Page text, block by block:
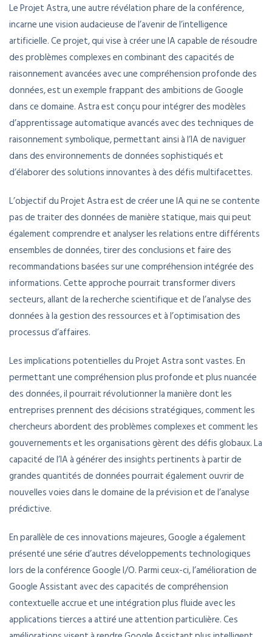
Le Projet Astra, une autre révélation phare de la conférence,
incarne une vision audacieuse de l’avenir de l’intelligence
artificielle. Ce projet, qui vise à créer une IA capable de résoudre
des problèmes complexes en combinant des capacités de
raisonnement avancées avec une compréhension profonde des
données, est un exemple frappant des ambitions de Google
dans ce domaine. Astra est conçu pour intégrer des modèles
d’apprentissage automatique avancés avec des techniques de
raisonnement symbolique, permettant ainsi à l’IA de naviguer
dans des environnements de données sophistiqués et
d’élaborer des solutions innovantes à des défis multifacettes.
L’objectif du Projet Astra est de créer une IA qui ne se contente
pas de traiter des données de manière statique, mais qui peut
également comprendre et analyser les relations entre différents
ensembles de données, tirer des conclusions et faire des
recommandations basées sur une compréhension intégrée des
informations. Cette approche pourrait transformer divers
secteurs, allant de la recherche scientifique et de l’analyse des
données à la gestion des ressources et à l’optimisation des
processus d’affaires.
Les implications potentielles du Projet Astra sont vastes. En
permettant une compréhension plus profonde et plus nuancée
des données, il pourrait révolutionner la manière dont les
entreprises prennent des décisions stratégiques, comment les
chercheurs abordent des problèmes complexes et comment les
gouvernements et les organisations gèrent des défis globaux. La
capacité de l’IA à générer des insights pertinents à partir de
grandes quantités de données pourrait également ouvrir de
nouvelles voies dans le domaine de la prévision et de l’analyse
prédictive.
En parallèle de ces innovations majeures, Google a également
présenté une série d’autres développements technologiques
lors de la conférence Google I/O. Parmi ceux-ci, l’amélioration de
Google Assistant avec des capacités de compréhension
contextuelle accrue et une intégration plus fluide avec les
applications tierces a attiré une attention particulière. Ces